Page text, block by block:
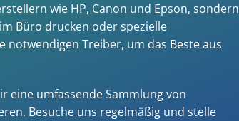
wie HP, Canon und Epson, sondern
Büro drucken oder spezielle
Treiber, um das Beste aus
eine umfassende Sammlung von
Besuche uns regelmäßig und stelle